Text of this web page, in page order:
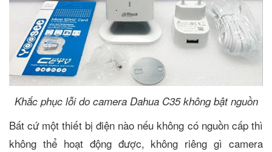
Khắc phục lỗi do camera Dahua C35 không bật nguồn
Bất cứ một thiết bị điện nào nếu không có nguồn cấp thì
không thể hoạt động được, không riêng gì camera